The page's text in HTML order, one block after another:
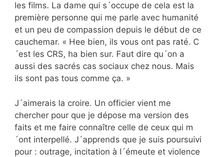
les films. La dame qui s´occupe de cela est la
première personne qui me parle avec humanité
et un peu de compassion depuis le début de ce
cauchemar. « Hee bien, ils vous ont pas raté. C
´est les CRS, ha bien sur. Faut dire qu´on a
aussi des sacrés cas sociaux chez nous. Mais
ils sont pas tous comme ça. »
J´aimerais la croire. Un officier vient me
chercher pour que je dépose ma version des
faits et me faire connaître celle de ceux qui m
´ont interpellé. J´apprends que je suis poursuivi
pour : outrage, incitation à l´émeute et violence